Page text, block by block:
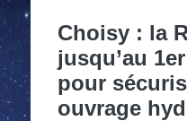
Choisy : la
jusqu’au
pour
ouvrage